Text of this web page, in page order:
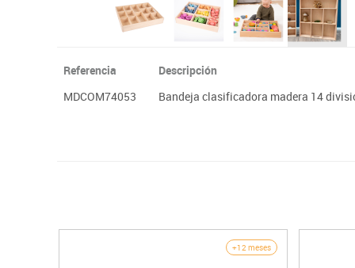
Referencia Descripción
MDCOM74053
Bandeja clasificadora madera 14
+12 meses